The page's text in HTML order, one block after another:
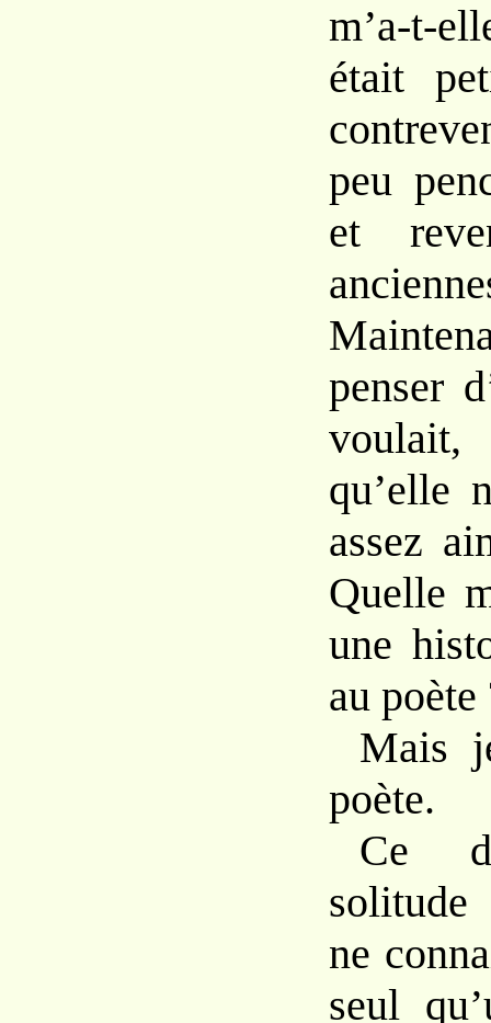
m’a-t-
était
peu
et
penser
qu’elle
assez
Quelle
une
au poète
Mais
poète.
Ce
ne
seul